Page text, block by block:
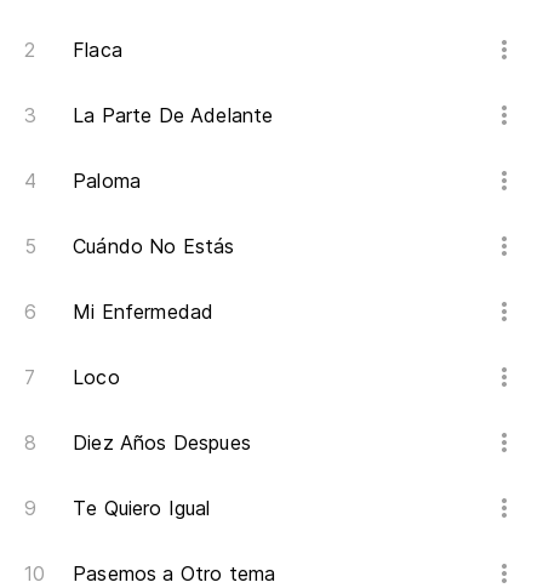
Flaca
La Parte De Adelante
Paloma
Cuándo No Estás
Mi Enfermedad
Loco
Diez Años Despues
Te Quiero Igual
Pasemos a Otro tema